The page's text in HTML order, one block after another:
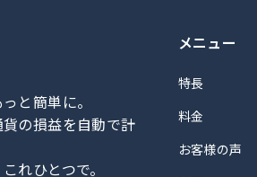
と簡単に。
の損益を自動で計
れひとつで。
メニュー
特長
料金
お客様の声